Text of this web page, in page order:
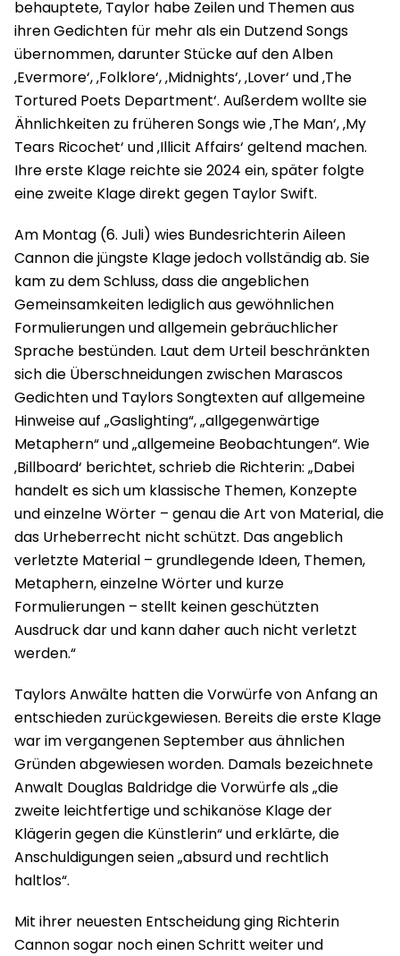
behauptete, Taylor habe Zeilen und Themen aus
ihren Gedichten für mehr als ein Dutzend Songs
übernommen, darunter Stücke auf den Alben
‚Evermore‘, ‚Folklore‘, ‚Midnights‘, ‚Lover‘ und ‚The
Tortured Poets Department‘. Außerdem wollte sie
Ähnlichkeiten zu früheren Songs wie ‚The Man‘, ‚My
Tears Ricochet‘ und ‚Illicit Affairs‘ geltend machen.
Ihre erste Klage reichte sie 2024 ein, später folgte
eine zweite Klage direkt gegen Taylor Swift.
Am Montag (6. Juli) wies Bundesrichterin Aileen
Cannon die jüngste Klage jedoch vollständig ab. Sie
kam zu dem Schluss, dass die angeblichen
Gemeinsamkeiten lediglich aus gewöhnlichen
Formulierungen und allgemein gebräuchlicher
Sprache bestünden. Laut dem Urteil beschränkten
sich die Überschneidungen zwischen Marascos
Gedichten und Taylors Songtexten auf allgemeine
Hinweise auf „Gaslighting“, „allgegenwärtige
Metaphern“ und „allgemeine Beobachtungen“. Wie
‚Billboard‘ berichtet, schrieb die Richterin: „Dabei
handelt es sich um klassische Themen, Konzepte
und einzelne Wörter – genau die Art von Material, die
das Urheberrecht nicht schützt. Das angeblich
verletzte Material – grundlegende Ideen, Themen,
Metaphern, einzelne Wörter und kurze
Formulierungen – stellt keinen geschützten
Ausdruck dar und kann daher auch nicht verletzt
werden.“
Taylors Anwälte hatten die Vorwürfe von Anfang an
entschieden zurückgewiesen. Bereits die erste Klage
war im vergangenen September aus ähnlichen
Gründen abgewiesen worden. Damals bezeichnete
Anwalt Douglas Baldridge die Vorwürfe als „die
zweite leichtfertige und schikanöse Klage der
Klägerin gegen die Künstlerin“ und erklärte, die
Anschuldigungen seien „absurd und rechtlich
haltlos“.
Mit ihrer neuesten Entscheidung ging Richterin
Cannon sogar noch einen Schritt weiter und